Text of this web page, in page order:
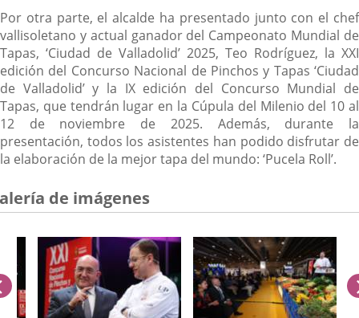
Por otra parte, el alcalde ha presentado junto con el chef
vallisoletano y actual ganador del Campeonato Mundial de
Tapas, ‘Ciudad de Valladolid’ 2025, Teo Rodríguez, la XXI
edición del Concurso Nacional de Pinchos y Tapas ‘Ciudad
de Valladolid’ y la IX edición del Concurso Mundial de
Tapas, que tendrán lugar en la Cúpula del Milenio del 10 al
12 de noviembre de 2025. Además, durante la
presentación, todos los asistentes han podido disfrutar de
la elaboración de la mejor tapa del mundo: ‘Pucela Roll’.
de imágenes
anterior